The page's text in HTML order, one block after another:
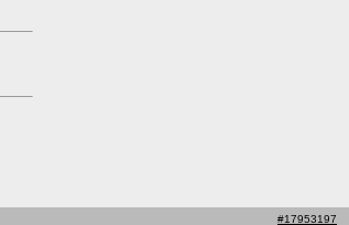
#17953197